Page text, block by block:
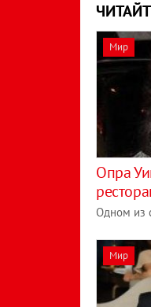
Мир
Опра
Одном из
Мир